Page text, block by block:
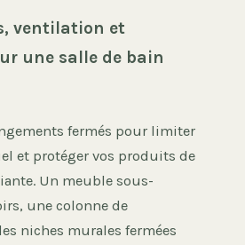
ventilation et
une salle de bain
fermés pour limiter
et protéger vos produits de
Un meuble sous-
une colonne de
niches murales fermées